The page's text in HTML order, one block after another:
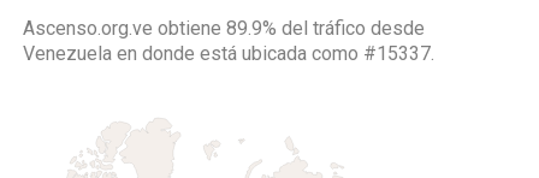
Ascenso.org.ve obtiene 89.9% del tráfico desde
Venezuela en donde está ubicada como #15337.